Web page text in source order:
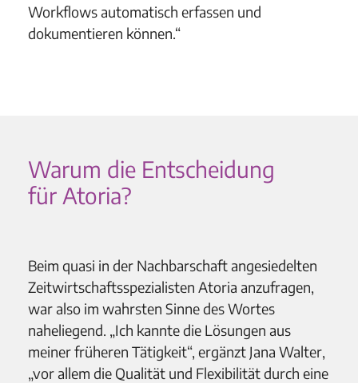
Workflows automatisch erfassen und
dokumentieren können.“
Warum die Entscheidung
für Atoria?
Beim quasi in der Nachbarschaft angesiedelten
Zeitwirtschaftsspezialisten Atoria anzufragen,
war also im wahrsten Sinne des Wortes
naheliegend. „Ich kannte die Lösungen aus
meiner früheren Tätigkeit“, ergänzt Jana Walter,
„vor allem die Qualität und Flexibilität durch eine